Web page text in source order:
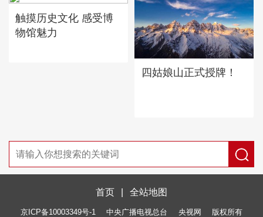
触摸历史文化 感受博
物馆魅力
四姑娘山正式授牌！
首页 全站地图
京ICP备10003349号-1 中央广播电视总台 央视网 版权所有